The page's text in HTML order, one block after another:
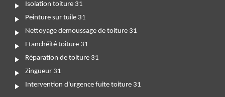
Isolation toiture 31
Peinture sur tuile 31
Nettoyage demoussage de toiture 31
Etanchéité toiture 31
Réparation de toiture 31
Zingueur 31
Intervention d'urgence fuite toiture 31